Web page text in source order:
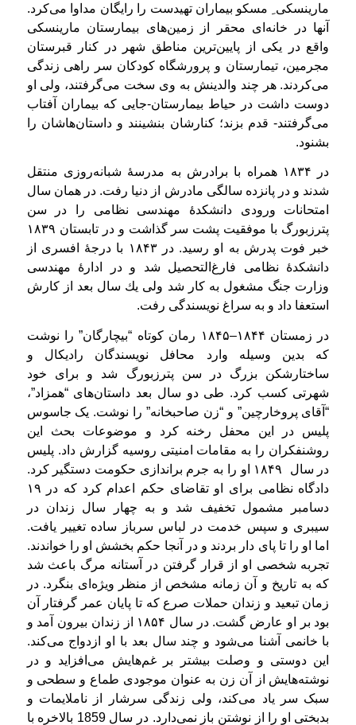
مارینسکی ِ مسکو بیماران تهیدست را رایگان مداوا می‌کرد.
آنها در خانه‌ای محقر از زمین‌های بیمارستان مارینسکی
واقع در یکی از پایین‌ترین مناطق شهر در کنار قبرستان
مجرمین، تیمارستان و پرورشگاه کودکان سر راهی زندگی
می‌کردند. هر چند والدینش به وی سخت می‌گرفتند، ولی او
دوست داشت در حیاط بیمارستان-جایی‌ که بیماران آفتاب
می‌گرفتند- قدم بزند؛ کنارشان بنشینند و داستان‌هاشان را
بشنود.
در ۱۸۳۴ همراه با برادرش به مدرسهٔ شبانه‌روزی منتقل
شدند و در پانزده‌ سالگی مادرش از دنیا رفت. در همان سال
امتحانات ورودی دانشکدهٔ مهندسی نظامی را در سن
پترزبورگ با موفقیت پشت سر گذاشت و در تابستان ۱۸۳۹
خبر فوت پدرش به او رسید. در ۱۸۴۳ با درجهٔ افسری از
دانشکدهٔ نظامی فارغ‌التحصیل شد و در ادارهٔ مهندسی
وزارت جنگ مشغول به كار شد ولی یك سال بعد از كارش
استعفا داد و به سراغ نویسندگی رفت.
در زمستان ۱۸۴۴–۱۸۴۵ رمان کوتاه “بیچارگان” را نوشت
که بدین وسیله وارد محافل نویسندگان رادیکال و
ساختارشکن بزرگ در سن پترزبورگ شد و برای خود
شهرتی کسب کرد. طی دو سال بعد داستان‌های “همزاد”،
“آقای پروخارچین” و “زن صاحبخانه” را نوشت. یک جاسوس
پلیس در این محفل رخنه کرد و موضوعات بحث این
روشنفکران را به مقامات امنیتی روسیه گزارش داد. پلیس
در سال ۱۸۴۹ او را به جرم براندازی حکومت دستگیر کرد.
دادگاه نظامی برای او تقاضای حکم اعدام کرد که در ۱۹
دسامبر مشمول تخفیف شد و به چهار سال زندان در
سیبری و سپس خدمت در لباس سرباز ساده تغییر یافت.
اما او را تا پای دار بردند و در آنجا حکم بخشش او را خواندند.
تجربه شخصی او از قرار گرفتن در آستانه مرگ باعث شد
که به تاریخ و آن زمانه مشخص از منظر ویژه‌ای بنگرد. در
زمان تبعید و زندان حملات صرع که تا پایان عمر گرفتار آن
بود بر او عارض گشت. در سال ۱۸۵۴ از زندان بیرون آمد و
با خانمی آشنا می‌شود و چند سال بعد با او ازدواج می‌کند.
این دوستی و وصلت بیشتر بر غم‌هایش می‌افزاید و در
نوشته‌هایش از آن زن به عنوان موجودی طماع و سطحی و
سبک سر یاد می‌کند، ولی زندگی سرشار از ناملایمات و
بدبختی او را از نوشتن باز نمی‌دارد. در سال 1859 بالاخره با